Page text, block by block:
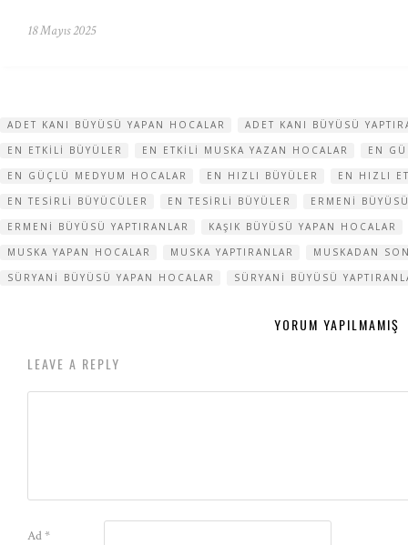
18 Mayıs 2025
ADET KANI BÜYÜSÜ YAPAN HOCALAR
ADET KANI BÜYÜSÜ
EN ETKILI BÜYÜLER
EN ETKILI MUSKA YAZAN HOCALAR
EN
EN GÜÇLÜ MEDYUM HOCALAR
EN HIZLI BÜYÜLER
EN HIZLI
EN TESIRLI BÜYÜCÜLER
EN TESIRLI BÜYÜLER
ERMENI
ERMENI BÜYÜSÜ YAPTIRANLAR
KAŞIK BÜYÜSÜ YAPAN HOCALAR
MUSKA YAPAN HOCALAR
MUSKA YAPTIRANLAR
MUSKADAN
SÜRYANI BÜYÜSÜ YAPAN HOCALAR
SÜRYANI BÜYÜSÜ
YORUM YAPILMAMIŞ
LEAVE A REPLY
Ad*